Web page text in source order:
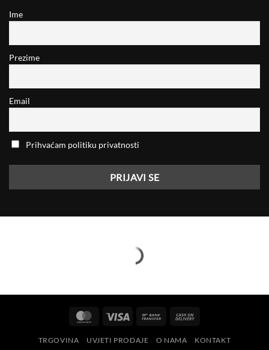
Ime
Prezime
Email
Prihvaćam politiku privatnosti
MasterCardVisa
Bank
Delivery
TRGOVINA UVJETI PRODAJE O NAMA KONTAKT